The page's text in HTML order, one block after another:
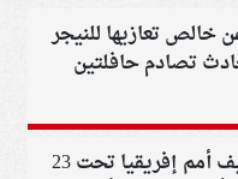
تعازيها للنيجر
تصادم حافلتين
مصر تستضيف أمم إفريقيا تحت 23